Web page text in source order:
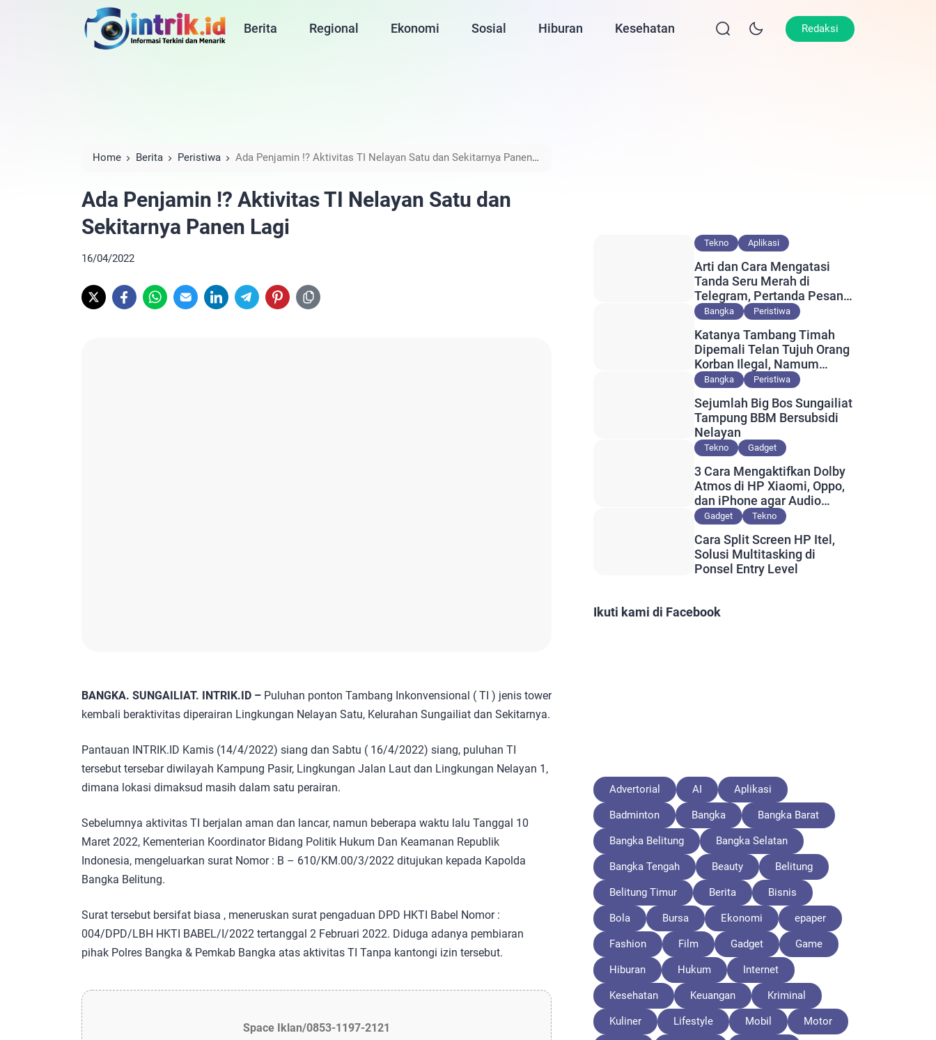
Berita Regional Ekonomi Sosial Hiburan Kesehatan Lifestyle Olahraga
Redaksi
Home Berita Peristiwa
Ada Penjamin !? Aktivitas TI Nelayan Satu dan Sekitarnya Panen
Ada Penjamin !? Aktivitas TI Nelayan Satu dan
Sekitarnya Panen Lagi
16/04/2022
BANGKA. SUNGAILIAT. INTRIK.ID – Puluhan ponton Tambang Inkonvensional ( TI ) jenis tower
kembali beraktivitas diperairan Lingkungan Nelayan Satu, Kelurahan Sungailiat dan Sekitarnya.
Pantauan INTRIK.ID Kamis (14/4/2022) siang dan Sabtu ( 16/4/2022) siang, puluhan TI
tersebut tersebar diwilayah Kampung Pasir, Lingkungan Jalan Laut dan Lingkungan Nelayan 1,
dimana lokasi dimaksud masih dalam satu perairan.
Sebelumnya aktivitas TI berjalan aman dan lancar, namun beberapa waktu lalu Tanggal 10
Maret 2022, Kementerian Koordinator Bidang Politik Hukum Dan Keamanan Republik
Indonesia, mengeluarkan surat Nomor : B – 610/KM.00/3/2022 ditujukan kepada Kapolda
Bangka Belitung.
Surat tersebut bersifat biasa , meneruskan surat pengaduan DPD HKTI Babel Nomor :
004/DPD/LBH HKTI BABEL/I/2022 tertanggal 2 Februari 2022. Diduga adanya pembiaran
pihak Polres Bangka & Pemkab Bangka atas aktivitas TI Tanpa kantongi izin tersebut.
Space Iklan/0853-1197-2121
Tekno Aplikasi
Arti dan Cara Mengatasi
Tanda Seru Merah di
Telegram, Pertanda Pesan
Gagal Terkirim?
Bangka Peristiwa
Katanya Tambang Timah
Dipemali Telan Tujuh Orang
Korban Ilegal, Namum
Muncul Slip Pembayaran
Bangka Peristiwa
Sejumlah Big Bos Sungailiat
Tampung BBM Bersubsidi
Nelayan
Tekno Gadget
3 Cara Mengaktifkan Dolby
Atmos di HP Xiaomi, Oppo,
dan iPhone agar Audio
Lebih Maksimal
Gadget Tekno
Cara Split Screen HP Itel,
Solusi Multitasking di
Ponsel Entry Level
Ikuti kami di Facebook
Advertorial AI Aplikasi
Badminton Bangka Bangka Barat
Bangka Belitung Bangka Selatan
Bangka Tengah Beauty Belitung
Belitung Timur Berita Bisnis
Bola Bursa Ekonomi epaper
Fashion Film Gadget Game
Hiburan Hukum Internet
Kesehatan Keuangan Kriminal
Kuliner Lifestyle Mobil Motor